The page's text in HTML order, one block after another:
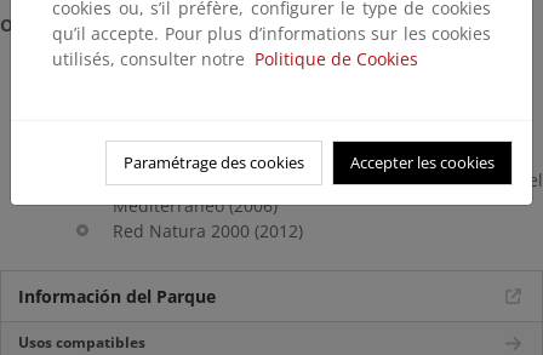
Otros Datos
Reconocimientos internacionales:
Carta Europea de Turismo Sostenible (2004)
Reserva de la Biosfera Intercontinental del
Mediterráneo (2006)
Red Natura 2000 (2012)
Información del Parque
Usos compatibles
cookies ou, s’il préfère, configurer le type de cookies
qu’il accepte. Pour plus d’informations sur les cookies
utilisés, consulter notre Politique de Cookies
Paramétrage des cookies Accepter les cookies